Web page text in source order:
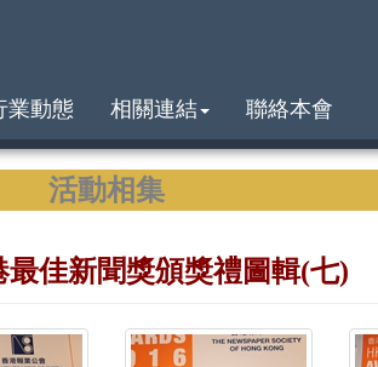
業動態 相關連結 聯絡本會
活動相集
最佳新聞獎頒獎禮圖輯(七)